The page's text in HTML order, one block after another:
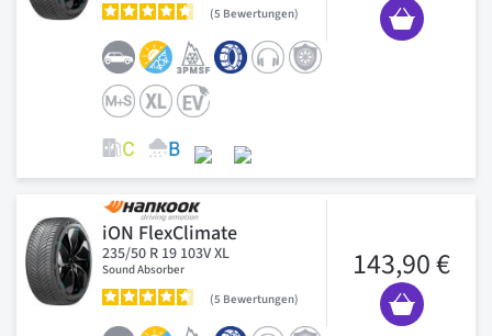
5 Bewertungen
iON FlexClimate
235/50 R 19 103V XL
Sound Absorber
5 Bewertungen
143,90 €